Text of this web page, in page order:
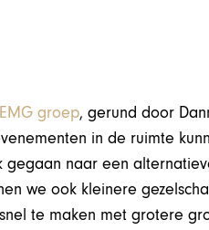
EMG groep, gerund door
in de ruimte
gegaan naar een
we ook kleinere
te maken met grotere